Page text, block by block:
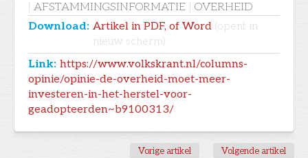
AFSTAMMINGSINFORMATIE
OVERHEID
Download: Artikel in PDF, of Word (opent in
nieuw scherm)
Link: https://www.volkskrant.nl/columns-
opinie/opinie-de-overheid-moet-meer-
investeren-in-het-herstel-voor-
geadopteerden~b9100313/
Vorige artikel Volgende artikel